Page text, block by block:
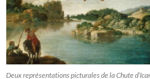
Deux représentations picturales de la Chute